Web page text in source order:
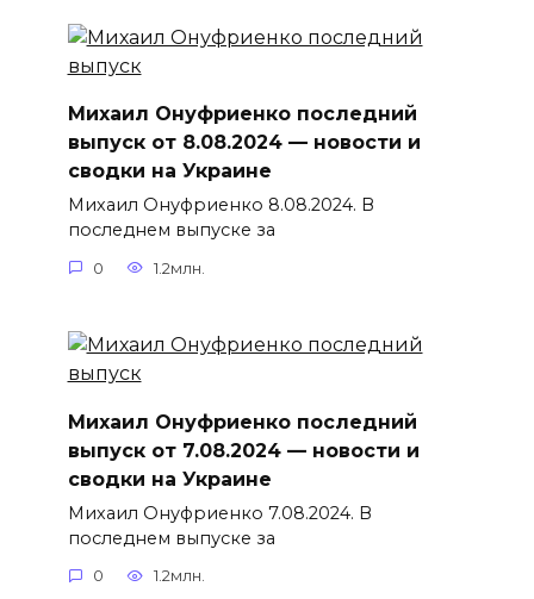
Михаил Онуфриенко последний
выпуск от 8.08.2024 — новости и
сводки на Украине
Михаил Онуфриенко 8.08.2024. В
последнем выпуске за
0 1.2млн.
Михаил Онуфриенко последний
выпуск от 7.08.2024 — новости и
сводки на Украине
Михаил Онуфриенко 7.08.2024. В
последнем выпуске за
0 1.2млн.